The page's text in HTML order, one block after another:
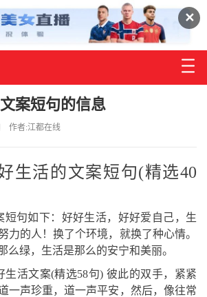
✕
案短句的信息
作者:江都在线
生活的文案短句(精选40
短句如下：好好生活，好好爱自己，生
力的人！换了个环境，就换了种心情。
么绿，生活是那么的安宁和美丽。
生活文案(精选58句) 彼此的双手，紧紧
一声珍重，道一声平安，然后，像往常